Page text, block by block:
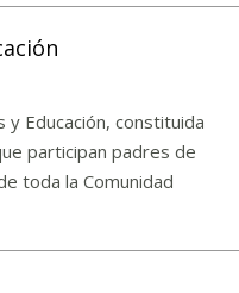
y Educación, constituida
participan padres de
toda la Comunidad